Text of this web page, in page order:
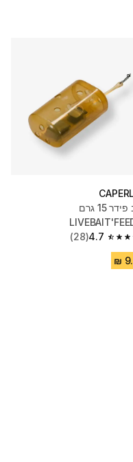
כלוב פידר 15 גרם
4.7
(28)